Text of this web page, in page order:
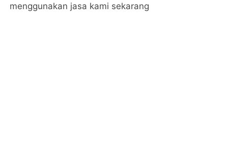
menggunakan jasa kami sekarang